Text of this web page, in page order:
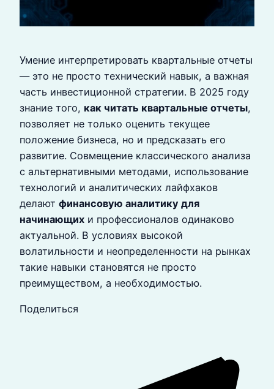
Умение интерпретировать квартальные отчеты
— это не просто технический навык, а важная
часть инвестиционной стратегии. В 2025 году
знание того, как читать квартальные отчеты,
позволяет не только оценить текущее
положение бизнеса, но и предсказать его
развитие. Совмещение классического анализа
с альтернативными методами, использование
технологий и аналитических лайфхаков
делают финансовую аналитику для
начинающих и профессионалов одинаково
актуальной. В условиях высокой
волатильности и неопределенности на рынках
такие навыки становятся не просто
преимуществом, а необходимостью.
Поделиться